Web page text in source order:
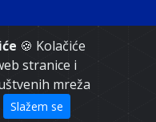
🍪 Kolačiće
stranice i
mreža
Slažem se
Bosne i